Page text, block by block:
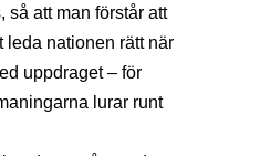
så att man förstår att
leda nationen rätt när
uppdraget – för
lurar runt